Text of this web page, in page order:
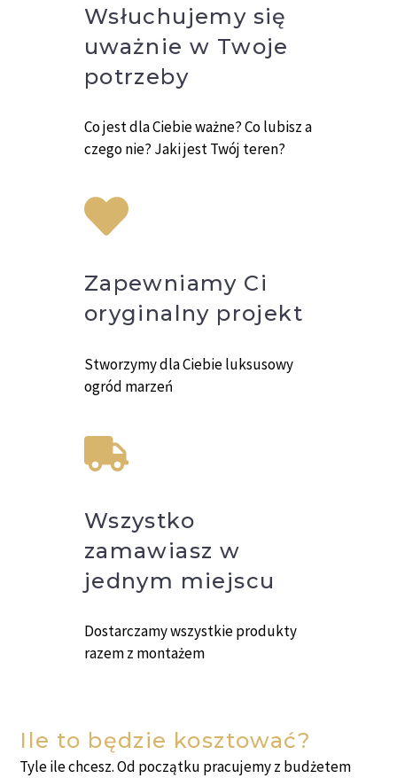
Wsłuchujemy się
uważnie w Twoje
potrzeby
Co jest dla Ciebie ważne? Co lubisz a
czego nie? Jaki jest Twój teren?
Zapewniamy Ci
oryginalny projekt
Stworzymy dla Ciebie luksusowy
ogród marzeń
Wszystko
zamawiasz w
jednym miejscu
Dostarczamy wszystkie produkty
razem z montażem
Ile to będzie kosztować?
Tyle ile chcesz. Od początku pracujemy z budżetem